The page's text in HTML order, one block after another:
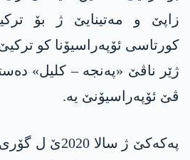
زاپێ و مه‌تینایێ ژ بۆ
كورتاسی ئۆپه‌راسیۆنا كو
ژێر ناڤێ «په‌نجه‌ – كلیل»
ڤێ ئۆپه‌راسیۆنێ یه‌.
په‌كه‌كێ ژ سالا